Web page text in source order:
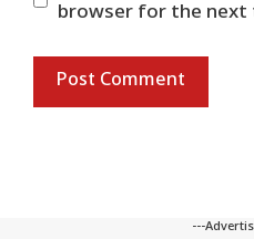
browser for the next
---